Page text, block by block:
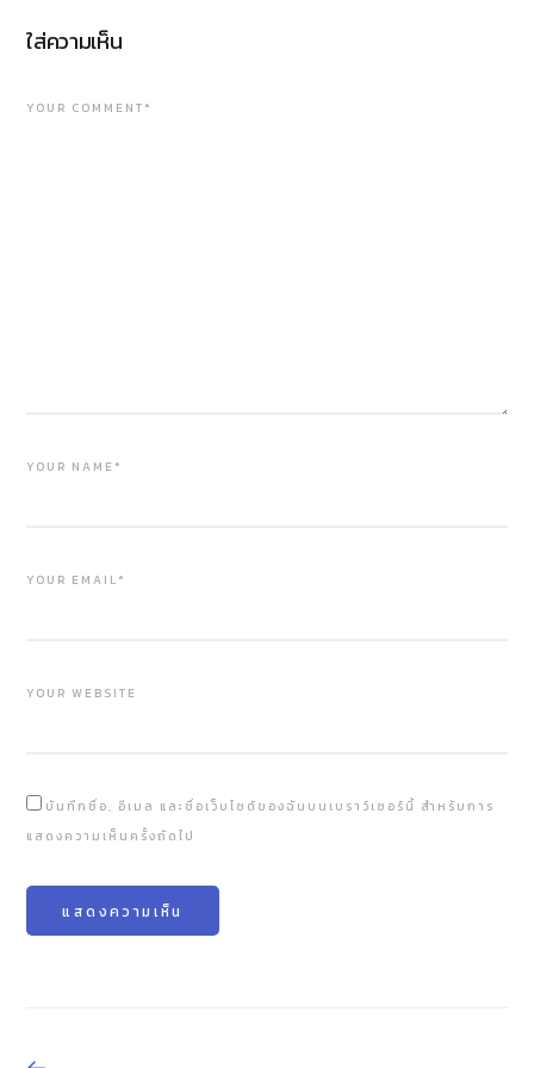
ใส่ความเห็น
YOUR COMMENT*
YOUR NAME*
YOUR EMAIL*
YOUR WEBSITE
บันทึกชื่อ, อีเมล และชื่อเว็บไซต์ของฉันบนเบราว์เซอร์นี้ สำหรับการ
แสดงความเห็นครั้งถัดไป